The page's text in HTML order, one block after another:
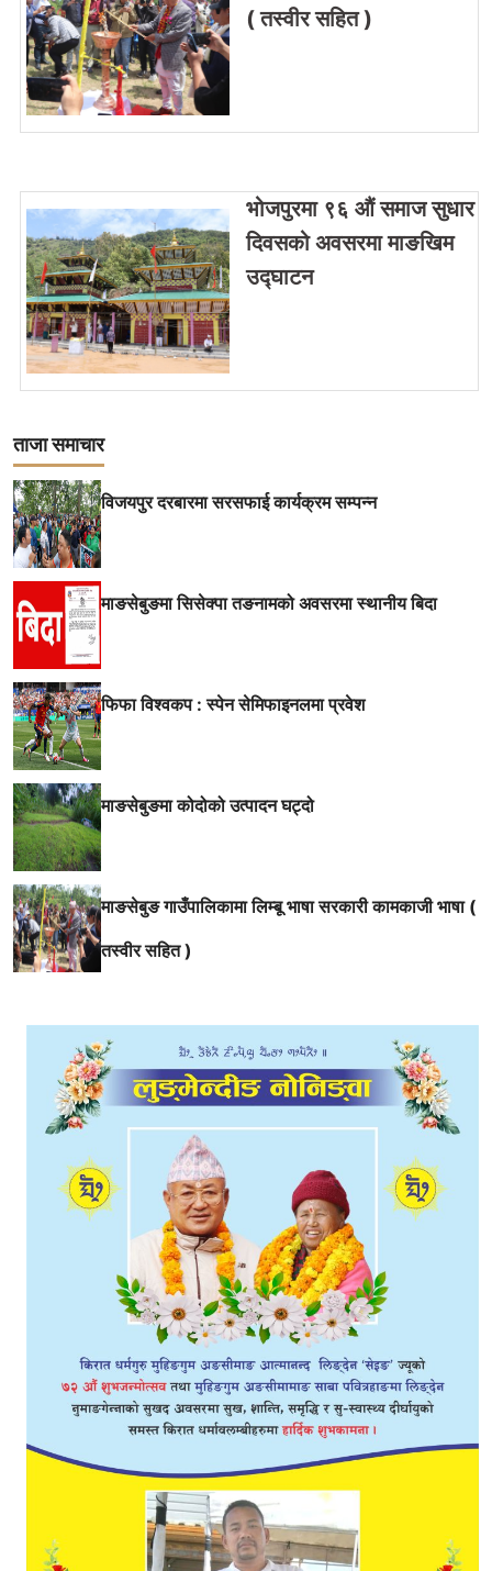
( तस्वीर सहित )
भोजपुरमा ९६ औं समाज सुधार
दिवसको अवसरमा माङखिम
उद्घाटन
ताजा समाचार
विजयपुर दरबारमा सरसफाई कार्यक्रम सम्पन्न
माङसेबुङमा सिसेक्पा तङनामको अवसरमा स्थानीय बिदा
फिफा विश्वकप : स्पेन सेमिफाइनलमा प्रवेश
माङसेबुङमा कोदोको उत्पादन घट्दो
माङसेबुङ गाउँपालिकामा लिम्बू भाषा सरकारी कामकाजी भाषा (
तस्वीर सहित )